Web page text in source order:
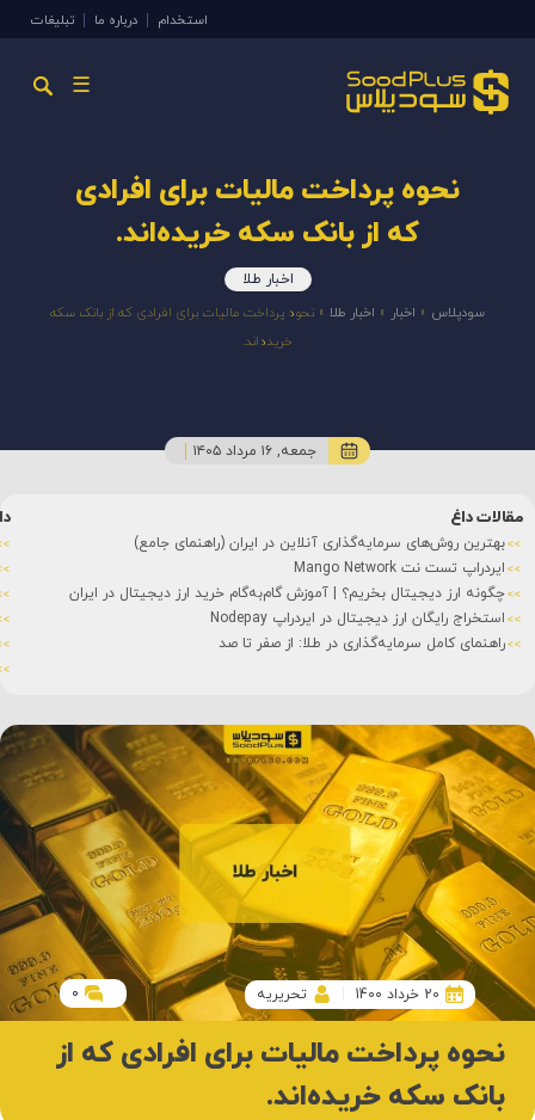
استخدام درباره ما تبلیغات
☰
نحوه پرداخت مالیات برای افرادی
که از بانک سکه خریده‌اند.
اخبار طلا
سودپلاس » اخبار » اخبار طلا » نحوه پرداخت مالیات برای افرادی که از بانک سکه
خریده‌اند.
جمعه, ۱۶ مرداد ۱۴۰۵
مقالات داغ
بهترین روش‌های سرمایه‌گذاری آنلاین در ایران (راهنمای جامع)
ایردراپ تست نت Mango Network
چگونه ارز دیجیتال بخریم؟ | آموزش گام‌به‌گام خرید ارز دیجیتال در ایران
استخراج رایگان ارز دیجیتال در ایردراپ Nodepay
راهنمای کامل سرمایه‌گذاری در طلا: از صفر تا صد
نحوه پرداخت مالیات برای افرادی که از
بانک سکه خریده‌اند.
20 خرداد 1400 تحریریه 0